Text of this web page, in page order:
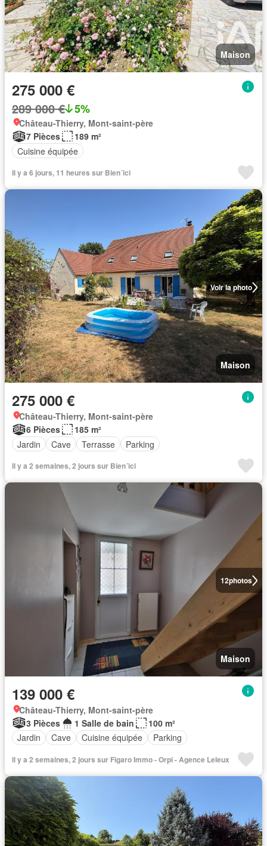
Maison
275 000 €
289 000 € 5%
Château-Thierry, Mont-saint-père
7 Pièces
189 m²
Cuisine équipée
Il y a 6 jours, 11 heures sur Bien´ici
Voir la photo
Maison
275 000 €
Château-Thierry, Mont-saint-père
6 Pièces
185 m²
Jardin
Cave Terrasse Parking
Il y a 2 semaines, 2 jours sur Bien´ici
12photos
Maison
139 000 €
Château-Thierry, Mont-saint-père
3 Pièces
1 Salle de bain
100 m²
Jardin
Cave Cuisine équipée Parking
Il y a 2 semaines, 2 jours sur Figaro Immo - Orpi - Agence Leleux